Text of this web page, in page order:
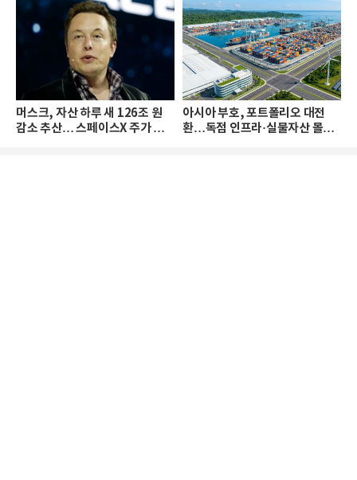
머스크, 자산 하루 새 126조 원
감소 추산… 스페이스X 주가 하
아시아 부호, 포트폴리오 대전
환…독점 인프라·실물자산 몰린